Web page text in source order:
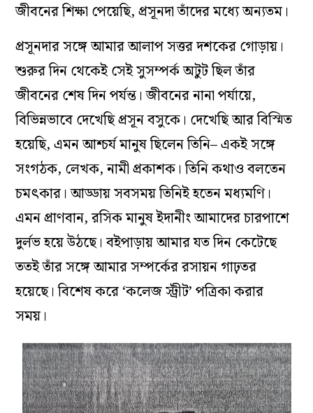
জীবনের শিক্ষা পেয়েছি, প্রসূনদা তাঁদের মধ্যে অন্যতম।
প্রসূনদার সঙ্গে আমার আলাপ সত্তর দশকের গোড়ায়।
শুরুর দিন থেকেই সেই সুসম্পর্ক অটুট ছিল তাঁর
জীবনের শেষ দিন পর্যন্ত। জীবনের নানা পর্যায়ে,
বিভিন্নভাবে দেখেছি প্রসূন বসুকে। দেখেছি আর বিস্মিত
হয়েছি, এমন আশ্চর্য মানুষ ছিলেন তিনি– একই সঙ্গে
সংগঠক, লেখক, নামী প্রকাশক। তিনি কথাও বলতেন
চমৎকার। আড্ডায় সবসময় তিনিই হতেন মধ্যমণি।
এমন প্রাণবান, রসিক মানুষ ইদানীং আমাদের চারপাশে
দুর্লভ হয়ে উঠছে। বইপাড়ায় আমার যত দিন কেটেছে
ততই তাঁর সঙ্গে আমার সম্পর্কের রসায়ন গাঢ়তর
হয়েছে। বিশেষ করে ‘কলেজ স্ট্রীট’ পত্রিকা করার
সময়।